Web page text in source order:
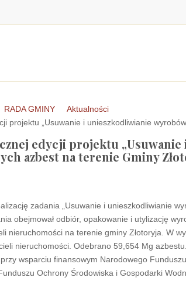
RADA GMINY
Aktualności
projektu „Usuwanie i unieszkodliwianie
edycji projektu
azbest na terenie Gminy
zadania „Usuwanie i unieszkodliwianie
obejmował odbiór, opakowanie i utylizację
nieruchomości na terenie gminy Złotoryja. W
nieruchomości. Odebrano 59,654 Mg azbestu.
wsparciu finansowym Narodowego
Ochrony Środowiska i Gospodarki